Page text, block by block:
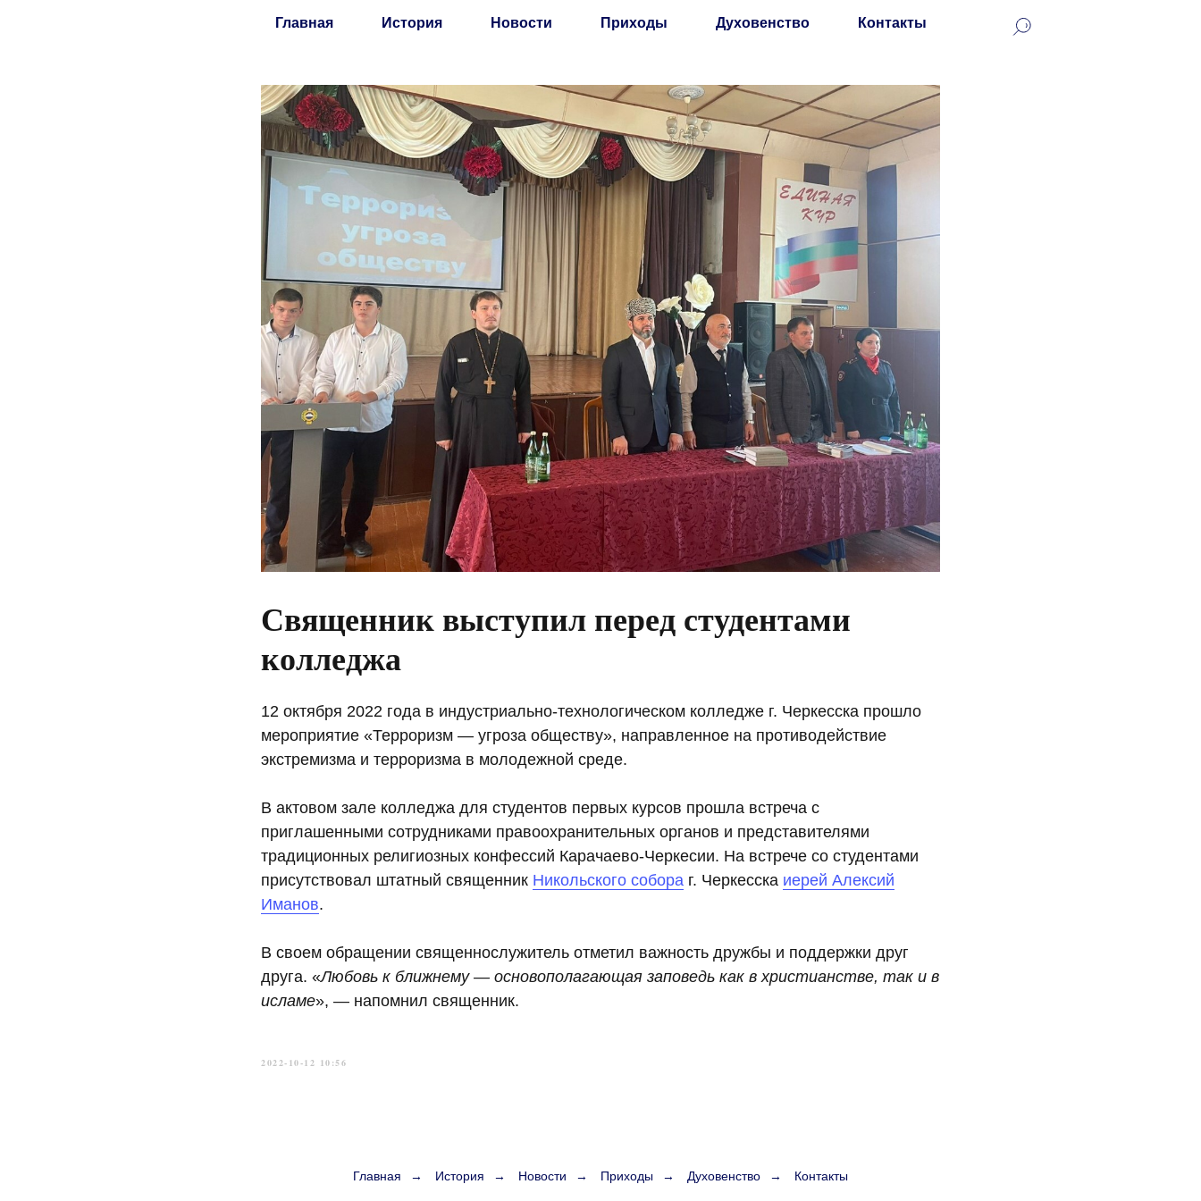
Главная История Новости Приходы Духовенство Контакты
Священник выступил перед студентами
колледжа
12 октября 2022 года в индустриально-технологическом колледже г. Черкесска прошло
мероприятие «Терроризм — угроза обществу», направленное на противодействие
экстремизма и терроризма в молодежной среде.
В актовом зале колледжа для студентов первых курсов прошла встреча с
приглашенными сотрудниками правоохранительных органов и представителями
традиционных религиозных конфессий Карачаево-Черкесии. На встрече со студентами
присутствовал штатный священник Никольского собора г. Черкесска иерей Алексий
Иманов.
В своем обращении священнослужитель отметил важность дружбы и поддержки друг
друга. «Любовь к ближнему — основополагающая заповедь как в христианстве, так и в
исламе», — напомнил священник.
2022-10-12 10:56
Главная → История → Новости → Приходы → Духовенство → Контакты